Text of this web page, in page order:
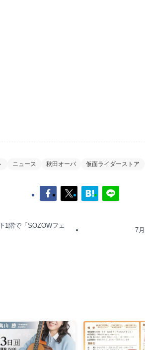
ニュース 秋田オーパ 仮面ライダーストア
1階で「SOZOWフェ
7